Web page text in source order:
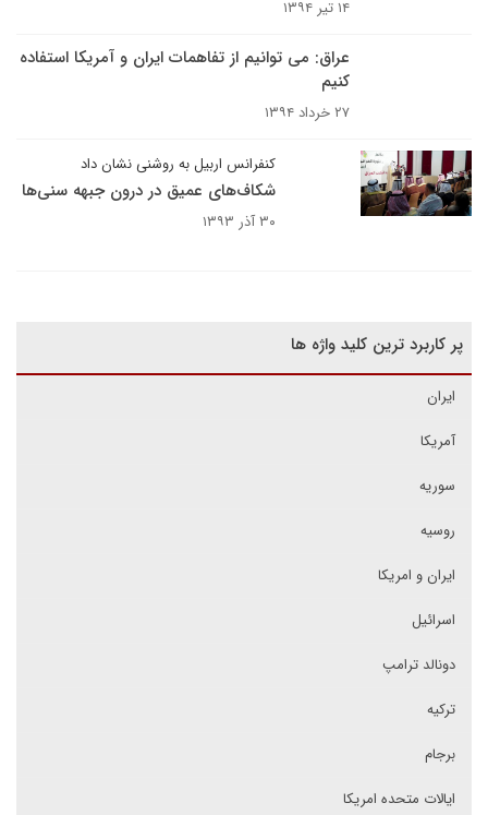
۱۴ تیر ۱۳۹۴
عراق: می توانیم از تفاهمات ایران و آمریکا استفاده
کنیم
۲۷ خرداد ۱۳۹۴
کنفرانس اربیل به روشنی نشان داد
شکاف‌های عمیق در درون جبهه سنی‌ها
۳۰ آذر ۱۳۹۳
پر کاربرد ترین کلید واژه ها
ایران
آمریکا
سوریه
روسیه
ایران و امریکا
اسرائیل
دونالد ترامپ
ترکیه
برجام
ایالات متحده امریکا